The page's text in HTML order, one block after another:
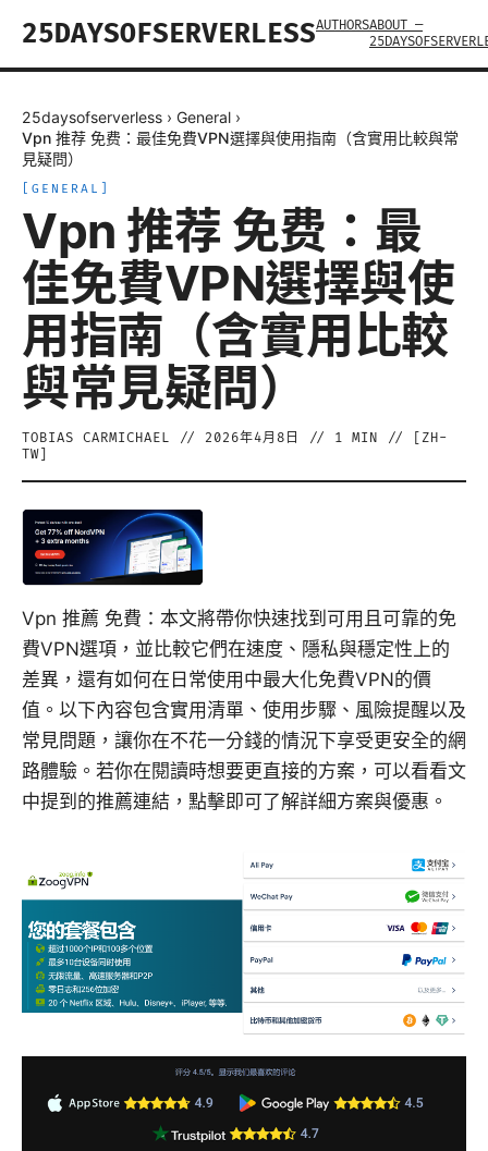
25DAYSOFSERVERLESSAUTHORSABOUT —
25daysofserverless › General ›
Vpn 推荐 免费：最佳免費VPN選擇與使用指南（含實用比較與常
見疑問）
GENERAL
Vpn 推荐 免费：最
佳免費VPN選擇與使
用指南（含實用比較
與常見疑問）
TOBIAS CARMICHAEL // 2026年4月8日 // 1 MIN // [ ZH-
TW
Vpn 推薦 免費：本文將帶你快速找到可用且可靠的免
費VPN選項，並比較它們在速度、隱私與穩定性上的
差異，還有如何在日常使用中最大化免費VPN的價
值。以下內容包含實用清單、使用步驟、風險提醒以及
常見問題，讓你在不花一分錢的情況下享受更安全的網
路體驗。若你在閱讀時想要更直接的方案，可以看看文
中提到的推薦連結，點擊即可了解詳細方案與優惠。